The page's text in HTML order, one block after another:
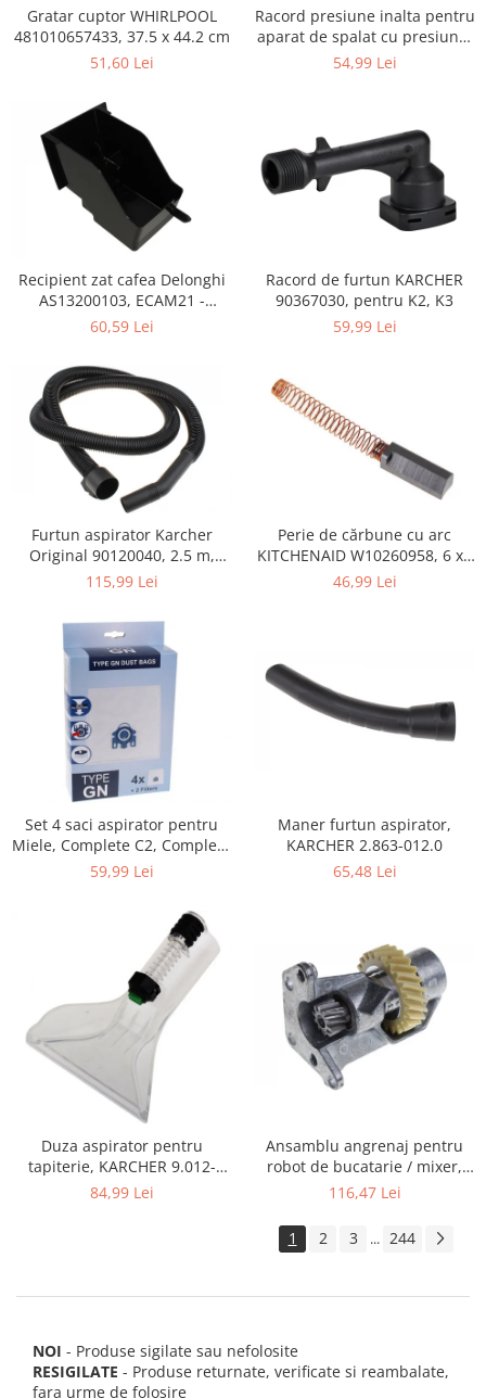
Servere, Componente & UPS
Telecomenzi garaj
Accesorii antrenament
Accesorii Fitness
Accesorii sportive
Articole Voiaj
Sporturi acvatice
Sporturi de interior
Aparate Foto & Accesorii
Audio HI-FI & Profesionale
Camere video si sport
Drone si Accesorii
Home Cinema & Audio
Playere, Boxe & Casti
Telescoape & Optica
Televizoare & accesorii
Ambalaje cadouri
Curatenie si intretinere
Gratar cuptor WHIRLPOOL
481010657433, 37.5 x 44.2 cm
51,60 Lei
Racord presiune inalta pentru
aparat de spalat cu presiune,
KARCHER 9.013-355.0, K4/K5
54,99 Lei
Recipient zat cafea Delonghi
AS13200103, ECAM21 -
ECAM25
60,59 Lei
Racord de furtun KARCHER
90367030, pentru K2, K3
59,99 Lei
Furtun aspirator Karcher
Original 90120040, 2.5 m,
negru
115,99 Lei
Perie de cărbune cu arc
KITCHENAID W10260958, 6 x6
x 19 mm, pentru 5KSM15
46,99 Lei
Set 4 saci aspirator pentru
Miele, Complete C2, Complete
C3, Classic C1, S8, S5, S2,
59,99 Lei
Maner furtun aspirator,
KARCHER 2.863-012.0
65,48 Lei
Duza aspirator pentru
tapiterie, KARCHER 9.012-
278.0, SE4001, SE4002, SE5100
84,99 Lei
Ansamblu angrenaj pentru
robot de bucatarie / mixer,
KITCHENAID 2403092
116,47 Lei
1 2 3 ... 244
NOI - Produse sigilate sau nefolosite
RESIGILATE - Produse returnate, verificate si reambalate,
fara urme de folosire